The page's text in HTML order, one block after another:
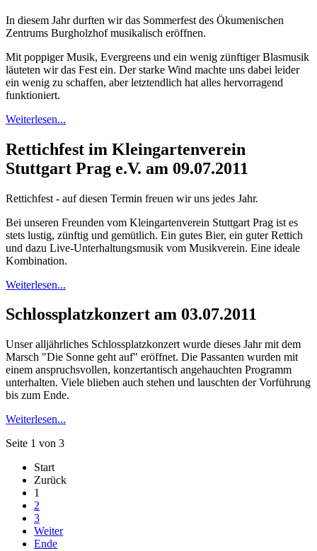
In diesem Jahr durften wir das Sommerfest des Ökumenischen
Zentrums Burgholzhof musikalisch eröffnen.
Mit poppiger Musik, Evergreens und ein wenig zünftiger Blasmusik
läuteten wir das Fest ein. Der starke Wind machte uns dabei leider
ein wenig zu schaffen, aber letztendlich hat alles hervorragend
funktioniert.
Weiterlesen...
Rettichfest im Kleingartenverein
Stuttgart Prag e.V. am 09.07.2011
Rettichfest - auf diesen Termin freuen wir uns jedes Jahr.
Bei unseren Freunden vom Kleingartenverein Stuttgart Prag ist es
stets lustig, zünftig und gemütlich. Ein gutes Bier, ein guter Rettich
und dazu Live-Unterhaltungsmusik vom Musikverein. Eine ideale
Kombination.
Weiterlesen...
Schlossplatzkonzert am 03.07.2011
Unser alljährliches Schlossplatzkonzert wurde dieses Jahr mit dem
Marsch "Die Sonne geht auf" eröffnet. Die Passanten wurden mit
einem anspruchsvollen, konzertantisch angehauchten Programm
unterhalten. Viele blieben auch stehen und lauschten der Vorführung
bis zum Ende.
Weiterlesen...
Seite 1 von 3
Start
Zurück
1
2
3
Weiter
Ende